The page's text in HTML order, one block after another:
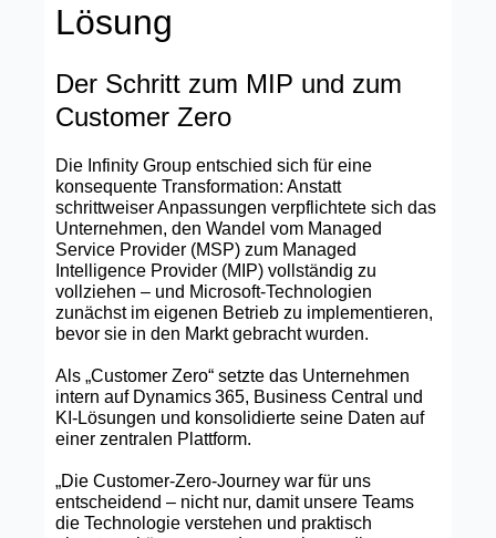
Lösung
Der Schritt zum MIP und zum
Customer Zero
Die Infinity Group entschied sich für eine
konsequente Transformation: Anstatt
schrittweiser Anpassungen verpflichtete sich das
Unternehmen, den Wandel vom Managed
Service Provider (MSP) zum Managed
Intelligence Provider (MIP) vollständig zu
vollziehen – und Microsoft‑Technologien
zunächst im eigenen Betrieb zu implementieren,
bevor sie in den Markt gebracht wurden.
Als „Customer Zero“ setzte das Unternehmen
intern auf Dynamics 365, Business Central und
KI‑Lösungen und konsolidierte seine Daten auf
einer zentralen Plattform.
„Die Customer‑Zero‑Journey war für uns
entscheidend – nicht nur, damit unsere Teams
die Technologie verstehen und praktisch